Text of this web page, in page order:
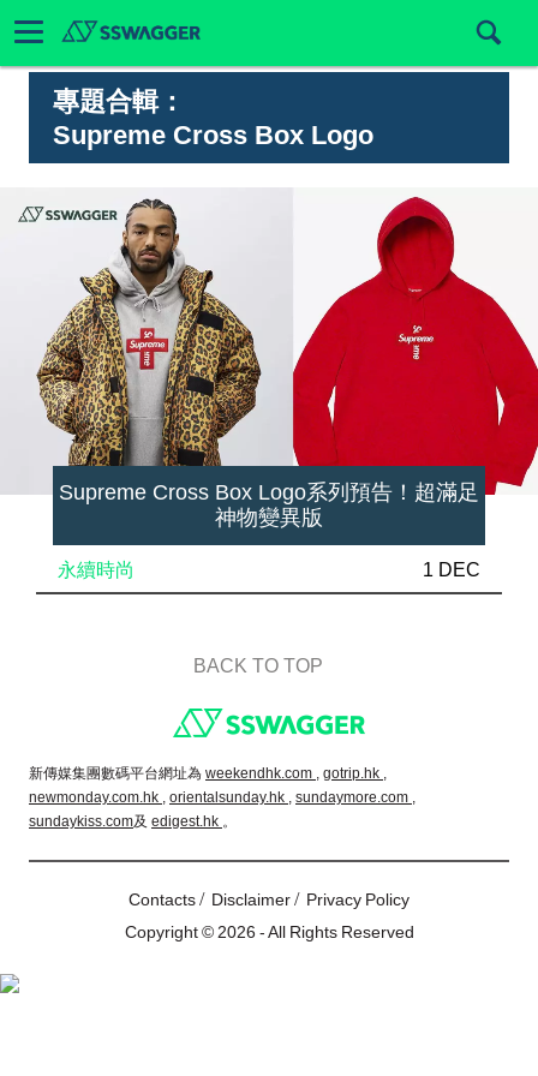
專題合輯：
Supreme Cross Box Logo
Supreme Cross Box Logo系列預告！超滿足
神物變異版
永續時尚 1 DEC
BACK TO TOP
新傳媒集團數碼平台網址為 weekendhk.com , gotrip.hk ,
newmonday.com.hk , orientalsunday.hk , sundaymore.com ,
sundaykiss.com及 edigest.hk 。
Contacts/ Disclaimer/ Privacy Policy
Copyright © 2026 - All Rights Reserved